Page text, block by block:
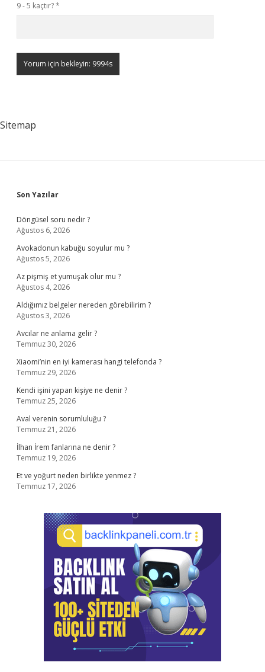
9 - 5 kaçtır?*
Sitemap
Sidebar
Son Yazılar
Döngüsel soru nedir ?
Ağustos 6, 2026
Avokadonun kabuğu soyulur mu ?
Ağustos 5, 2026
Az pişmiş et yumuşak olur mu ?
Ağustos 4, 2026
Aldığımız belgeler nereden görebilirim ?
Ağustos 3, 2026
Avcılar ne anlama gelir ?
Temmuz 30, 2026
Xiaomi’nin en iyi kamerası hangi telefonda ?
Temmuz 29, 2026
Kendi işini yapan kişiye ne denir ?
Temmuz 25, 2026
Aval verenin sorumluluğu ?
Temmuz 21, 2026
İlhan İrem fanlarına ne denir ?
Temmuz 19, 2026
Et ve yoğurt neden birlikte yenmez ?
Temmuz 17, 2026